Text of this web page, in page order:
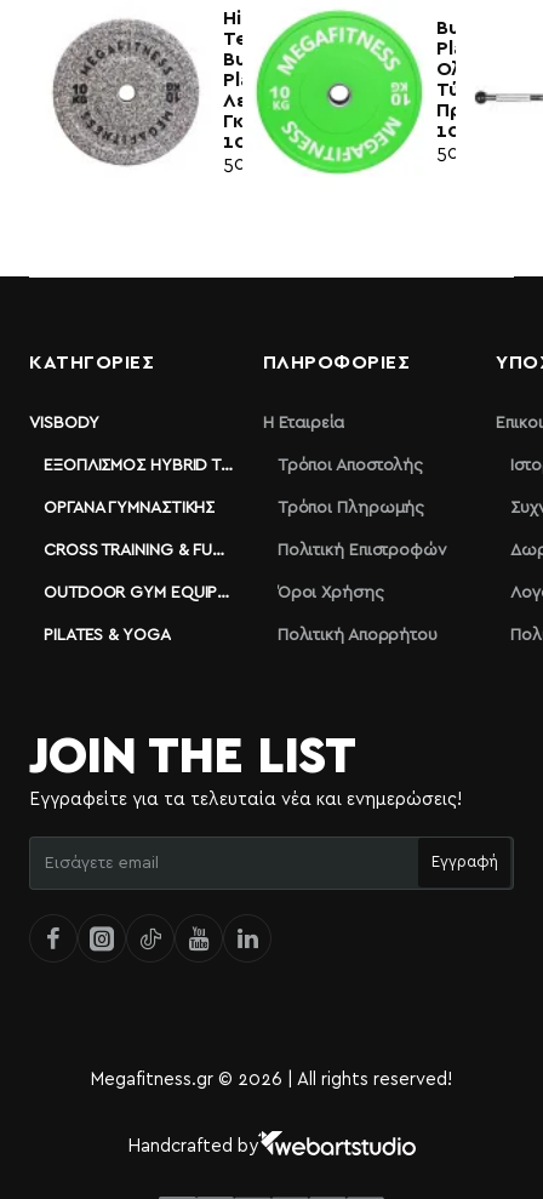
Hi
Temp
Bumper
Plate
Λευκό-
Γκρί
10kg|Megafitness
50,00€
Bumper
Plate
Τύπου
Πράσινο
50,50€
ΚΑΤΗΓΟΡΙΕΣ
VISBODY
ΕΞΟΠΛΙΣΜΌΣ HYBRID TRAINING
ΌΡΓΑΝΑ ΓΥΜΝΑΣΤΙΚΉΣ
CROSS TRAINING & FUNCTIONAL
OUTDOOR GYM EQUIPMENT
PILATES & YOGA
ΠΛΗΡΟΦΟΡΊΕΣ
Η Εταιρεία
Τρόποι Αποστολής
Τρόποι Πληρωμής
Πολιτική Επιστροφών
Όροι Χρήσης
Πολιτική Απορρήτου
JOIN THE LIST
Εγγραφείτε για τα τελευταία νέα και ενημερώσεις!
email
Εγγραφή
Megafitness.gr © 2026 | All rights reserved!
Handcrafted by